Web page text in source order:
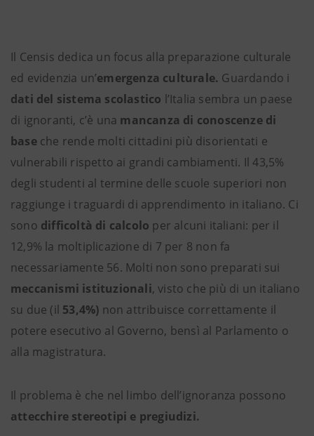
Il Censis dedica un focus alla preparazione culturale
ed evidenzia un’emergenza culturale. Guardando i
dati del sistema scolastico l’Italia sembra un paese
di ignoranti, c’è una mancanza di conoscenze di
base che rende molti cittadini più disorientati e
vulnerabili rispetto ai grandi cambiamenti. Il 43,5%
degli studenti al termine delle scuole superiori non
raggiunge i traguardi di apprendimento in italiano. Ci
sono difficoltà di calcolo per alcuni italiani: per il
12,9% la moltiplicazione di 7 per 8 non fa
necessariamente 56. Molti non sono preparati sui
meccanismi istituzionali, visto che più di un italiano
su due (il 53,4%) non attribuisce correttamente il
potere esecutivo al Governo, bensì al Parlamento o
alla magistratura.
Il problema è che nel limbo dell’ignoranza possono
attecchire stereotipi e pregiudizi.